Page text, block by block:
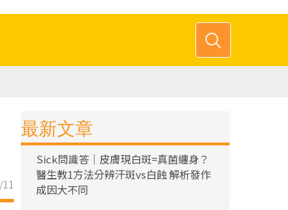
11
最新文章
Sick問識答｜皮膚現白斑=真菌纏身？
醫生教1方法分辨汗斑vs白蝕 解析發作
成因大不同